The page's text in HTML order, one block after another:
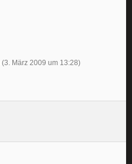
(3. März 2009 um 13:28)